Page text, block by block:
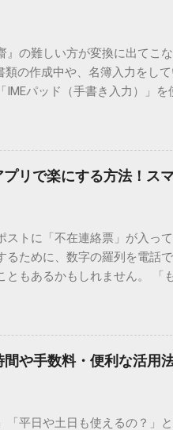
』の難しい方が変換に出てこ
の作成中や、名簿入力をし
IMEパッド（手書き入力）」
外字、特殊記号を呼び出す
い漢字の入力で手を止める
普通の変換で出てこない漢字
パソコンで一般的に使われる
れています。しかし、人名や
コード」といった 文字コー
す。変換候補に出ない文字
標準機能！文字コード
入力） 入力したい文字の「
**と入力する。 直後にキー
（例：𠮷）に変換されます。
リで楽にする方法！ス
ストに「不在連絡票」が入っ
ために、数字の羅列を電話
もあるかもしれません。 「
公式アプリの連携です。こ
日をサポートする便利な受け
る「スマートクラブ」とは？
す。これは、荷物の配送状況
グインする手間がありました
や手数料・便利な活用
「平日や土日も使えるの？」